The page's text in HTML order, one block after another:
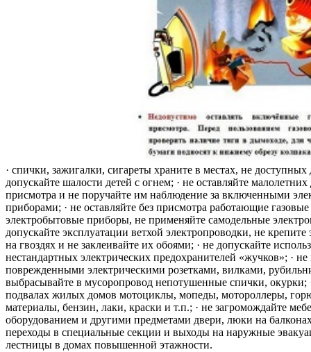
· спички, зажигалки, сигареты храните в местах, не доступных
допускайте шалости детей с огнем; · не оставляйте малолетних
присмотра и не поручайте им наблюдение за включенными
приборами; · не оставляйте без присмотра работающие
электробытовые приборы, не применяйте самодельные
допускайте эксплуатации ветхой электропроводки, не крепите
на гвоздях и не заклеивайте их обоями; · не допускайте
нестандартных электрических предохранителей «жучков»; · не
поврежденными электрическими розетками, вилками,
выбрасывайте в мусоропровод непотушенные спички, окурки;
подвалах жилых домов мотоциклы, мопеды, мотороллеры,
материалы, бензин, лаки, краски и т.п.; · не загромождайте
оборудованием и другими предметами двери, люки на
переходы в специальные секции и выходы на наружные
лестницы в домах повышенной этажности.